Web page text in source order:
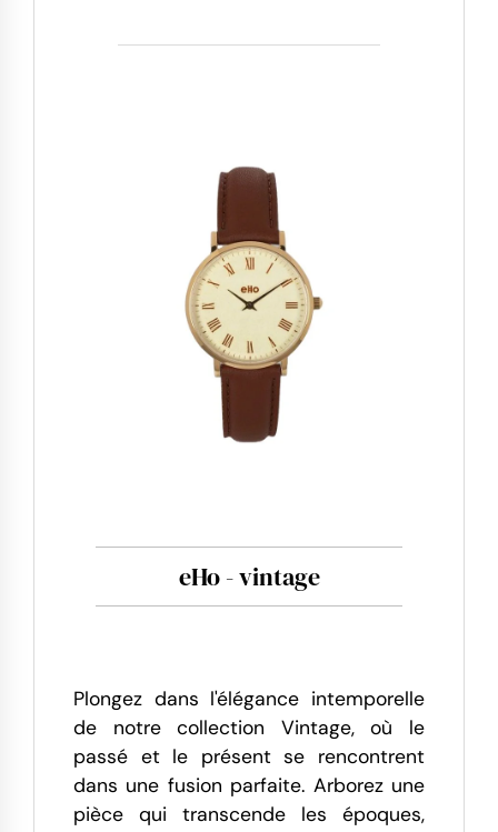
eHo - vintage
Plongez dans l'élégance intemporelle
de notre collection Vintage, où le
passé et le présent se rencontrent
dans une fusion parfaite. Arborez une
pièce qui transcende les époques,